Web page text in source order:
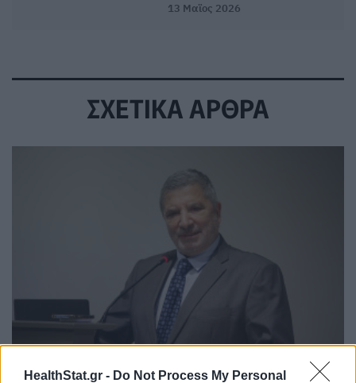
HealthStat.gr - Do Not Process My Personal
13 Μαϊος 2026
ΣΧΕΤΙΚΑ ΑΡΘΡΑ